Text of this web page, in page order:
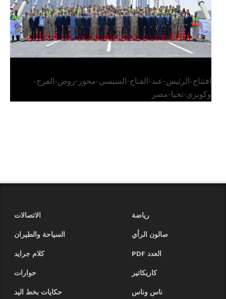
افتتاح-الرئيس-عبد-الفتاح-السيسي-محور-روض-الفرج-
وكوبري-تحيا-مصر
رياضة
الاتصالات
صالون الرأي
السياحة والطيران
العدد PDF
كلام جرايد
كاريكاتير
حوارات
ناس وناس
حكايات بخط اليد